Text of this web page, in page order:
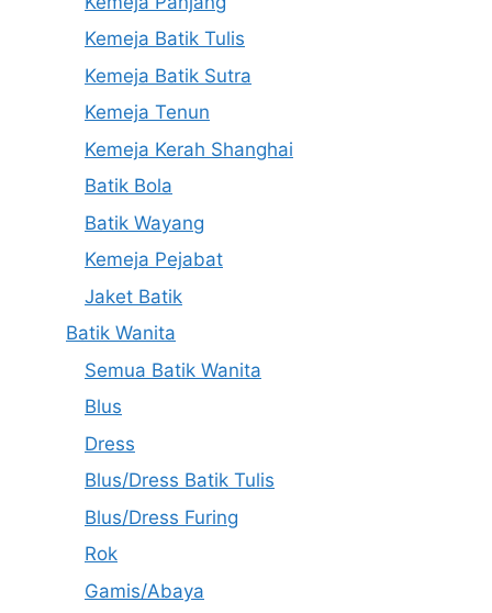
Kemeja Batik Tulis
Kemeja Batik Sutra
Kemeja Tenun
Kemeja Kerah Shanghai
Batik Bola
Batik Wayang
Kemeja Pejabat
Jaket Batik
Batik Wanita
Semua Batik Wanita
Blus
Dress
Blus/Dress Batik Tulis
Blus/Dress Furing
Rok
Gamis/Abaya